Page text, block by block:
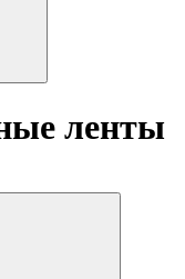
ленты